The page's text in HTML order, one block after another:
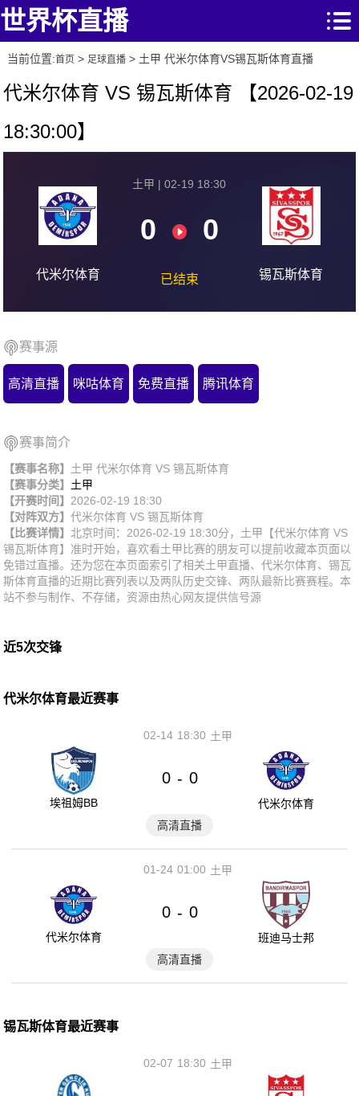
世界杯直播
当前位置:首页> 足球直播> 土甲 代米尔体育VS锡瓦斯体育直播
代米尔体育 VS 锡瓦斯体育 【2026-02-19
18:30:00】
代米尔体育
土甲 | 02-19 18:30
0 0
已结束 锡瓦斯体育
赛事源
高清直播 咪咕体育 免费直播 腾讯体育
赛事简介
【赛事名称】 土甲 代米尔体育 VS 锡瓦斯体育
【赛事分类】 土甲
【开赛时间】 2026-02-19 18:30
【对阵双方】代米尔体育 VS锡瓦斯体育
【比赛详情】 北京时间：2026-02-19 18:30分，土甲【代米尔体育 VS
锡瓦斯体育】准时开始，喜欢看土甲比赛的朋友可以提前收藏本页面以
免错过直播。还为您在本页面索引了相关土甲直播、代米尔体育、锡瓦
斯体育直播的近期比赛列表以及两队历史交锋、两队最新比赛赛程。本
站不参与制作、不存储，资源由热心网友提供信号源
近5次交锋
代米尔体育最近赛事
18:30
02-14 土甲
埃祖姆BB
0 - 0
代米尔体育
高清直播
01:00
01-24 土甲
代米尔体育
0 - 0
班迪马士邦
高清直播
锡瓦斯体育最近赛事
18:30
02-07 土甲